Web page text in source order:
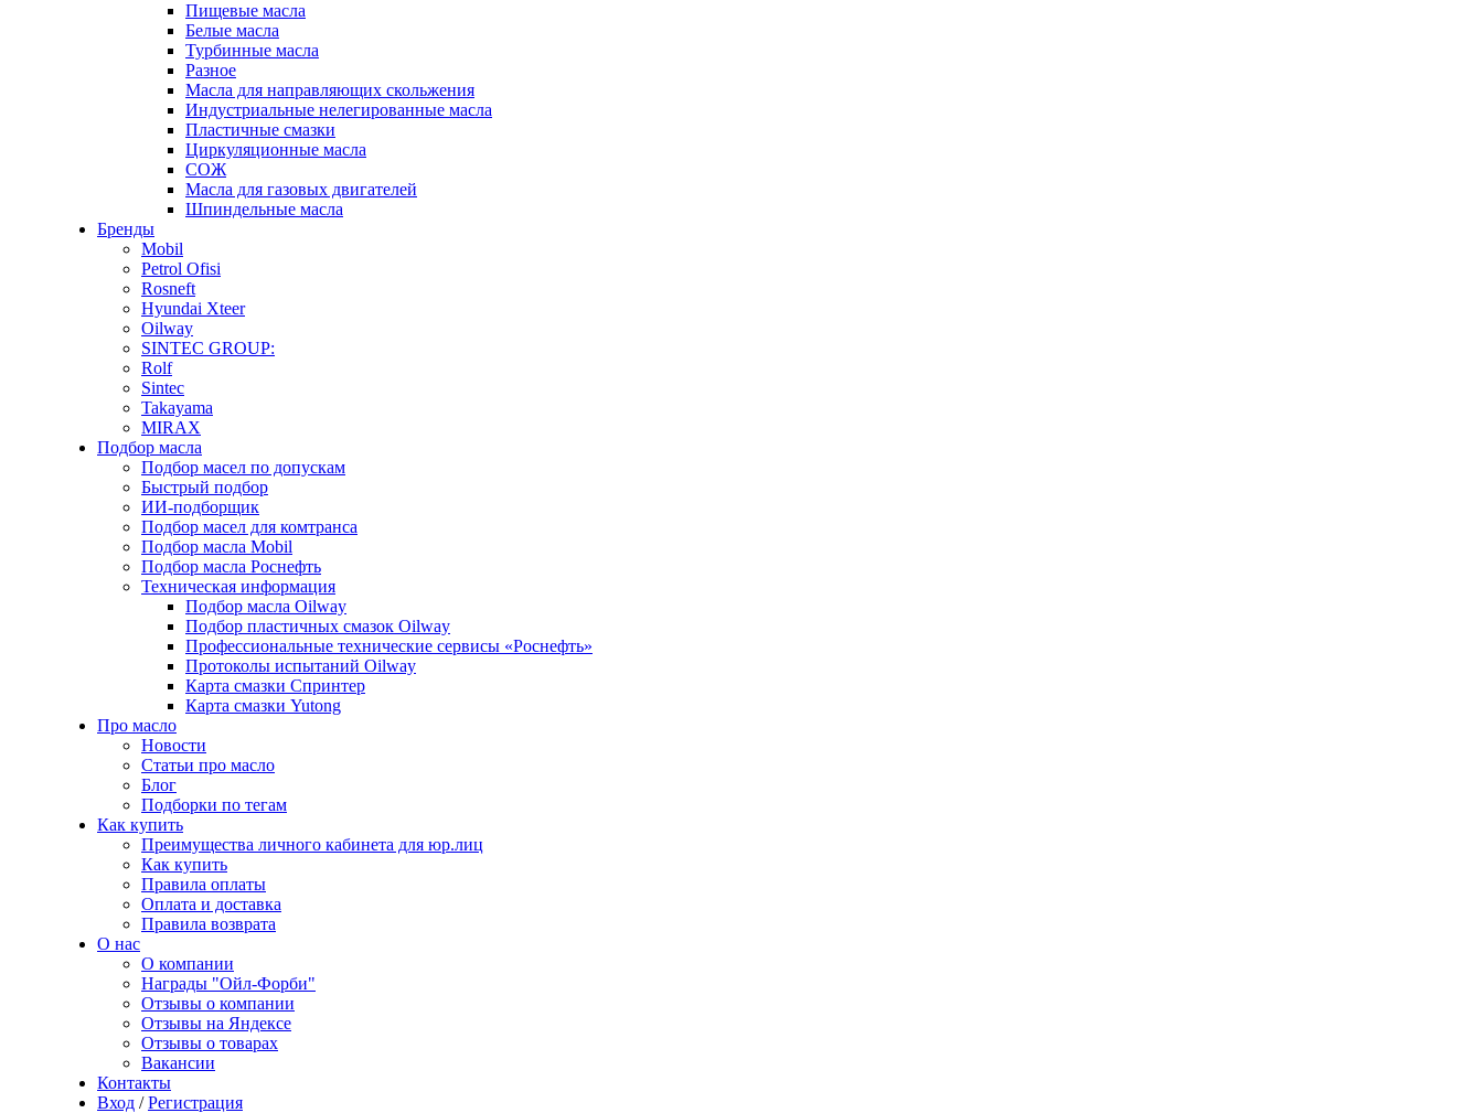
Пищевые масла
Белые масла
Турбинные масла
Разное
Масла для направляющих скольжения
Индустриальные нелегированные масла
Пластичные смазки
Циркуляционные масла
СОЖ
Масла для газовых двигателей
Шпиндельные масла
Бренды
Mobil
Petrol Ofisi
Rosneft
Hyundai Xteer
Oilway
SINTEC GROUP:
Rolf
Sintec
Takayama
MIRAX
Подбор масла
Подбор масел по допускам
Быстрый подбор
ИИ-подборщик
Подбор масел для комтранса
Подбор масла Mobil
Подбор масла Роснефть
Техническая информация
Подбор масла Oilway
Подбор пластичных смазок Oilway
Профессиональные технические сервисы «Роснефть»
Протоколы испытаний Oilway
Карта смазки Спринтер
Карта смазки Yutong
Про масло
Новости
Статьи про масло
Блог
Подборки по тегам
Как купить
Преимущества личного кабинета для юр.лиц
Как купить
Правила оплаты
Оплата и доставка
Правила возврата
О нас
О компании
Награды "Ойл-Форби"
Отзывы о компании
Отзывы на Яндексе
Отзывы о товарах
Вакансии
Контакты
Вход / Регистрация